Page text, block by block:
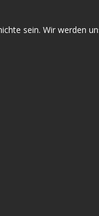
sein. Wir werden